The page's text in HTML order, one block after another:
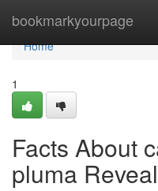
bookmarkyourpage
Home
Home
1
Facts About
pluma